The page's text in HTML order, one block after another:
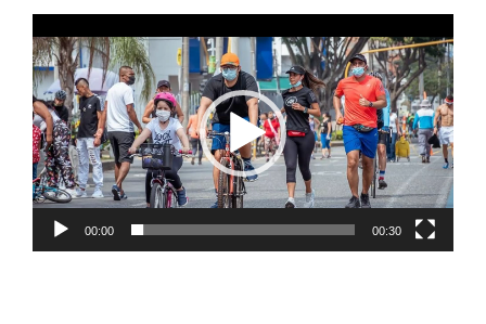
de
vídeo
00:00 00:30